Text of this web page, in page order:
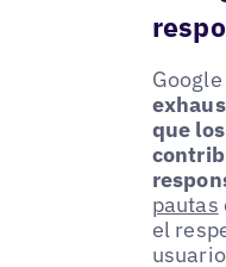
que
pautas
el